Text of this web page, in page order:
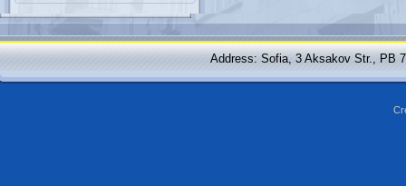
Address: Sofia, 3 Aksakov Str., PB